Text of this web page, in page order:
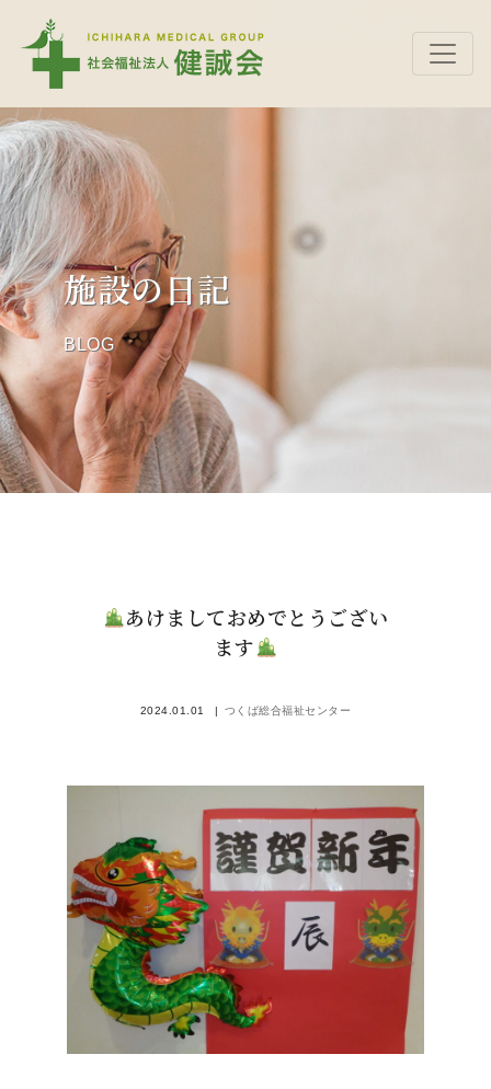
施設の日記
BLOG
あけましておめでとうござい
ます
2024.01.01 つくば総合福祉センター